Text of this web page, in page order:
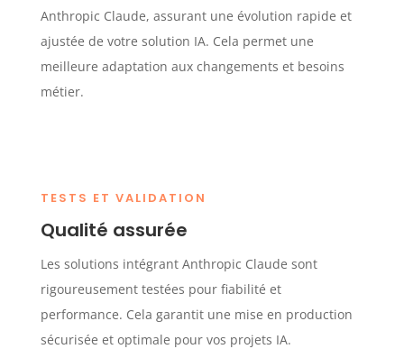
Anthropic Claude, assurant une évolution rapide et
ajustée de votre solution IA. Cela permet une
meilleure adaptation aux changements et besoins
métier.
TESTS ET VALIDATION
Qualité assurée
Les solutions intégrant Anthropic Claude sont
rigoureusement testées pour fiabilité et
performance. Cela garantit une mise en production
sécurisée et optimale pour vos projets IA.